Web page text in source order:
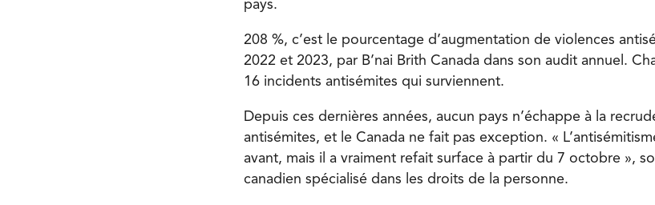
pays.
208 %, c’est le pourcentage d’augmentation de violences
2022 et 2023, par B’nai Brith Canada dans son audit annuel.
16 incidents antisémites qui surviennent.
Depuis ces dernières années, aucun pays n’échappe à la
antisémites, et le Canada ne fait pas exception. «
avant, mais il a vraiment refait surface à partir du 7 octobre »,
canadien spécialisé dans les droits de la personne.